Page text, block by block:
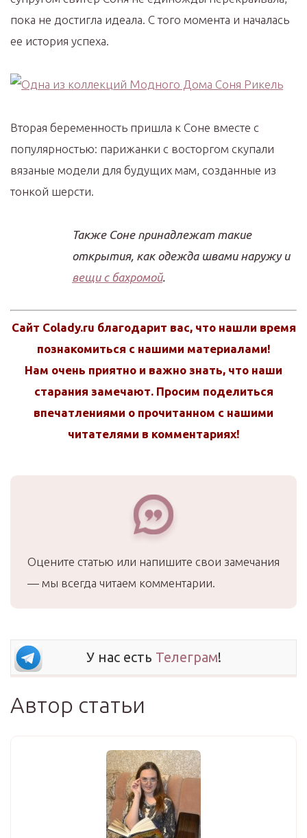
пока не достигла идеала. С того момента и началась
ее история успеха.
Вторая беременность пришла к Соне вместе с
популярностью: парижанки с восторгом скупали
вязаные модели для будущих мам, созданные из
тонкой шерсти.
Также Соне принадлежат такие
открытия, как одежда швами наружу и
вещи с бахромой.
Сайт Colady.ru благодарит вас, что нашли время
познакомиться с нашими материалами!
Нам очень приятно и важно знать, что наши
старания замечают. Просим поделиться
впечатлениями о прочитанном с нашими
читателями в комментариях!
Оцените статью или напишите свои замечания
— мы всегда читаем комментарии.
У нас есть Телеграм!
Автор статьи